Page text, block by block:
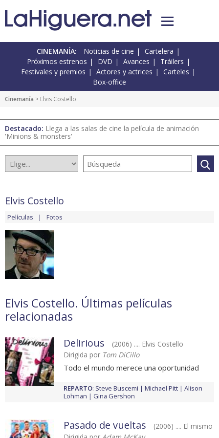
CINEMANÍA: Noticias de cine
Cartelera
Próximos estrenos
DVD Avances
Tráilers
Festivales y premios
Actores y actrices
Carteles
Box-office
Cinemanía > Elvis Costello
Destacado: Llega a las salas de cine la película de animación
'Minions & monsters'
Elvis Costello
Películas Fotos
Elvis Costello. Últimas películas
relacionadas
Delirious
(2006) .... Elvis Costello
Dirigida por Tom DiCillo
Todo el mundo merece una oportunidad
REPARTO: Steve Buscemi Michael Pitt
Alison
Lohman
Gina Gershon
Pasado de vueltas
(2006) .... El mismo